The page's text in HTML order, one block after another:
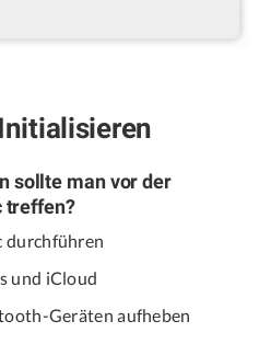
sollte man vor der
treffen?
durchführen
und iCloud
Geräten aufheben